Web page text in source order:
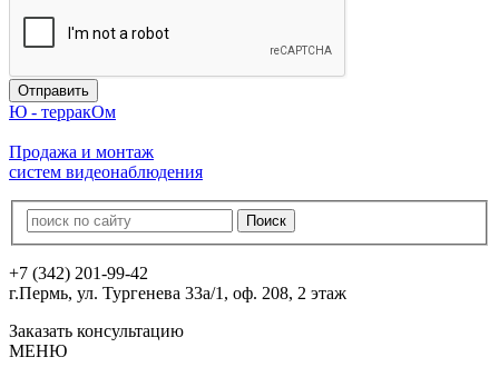
Ю - терракОм
Продажа и монтаж
систем видеонаблюдения
+7 (342) 201-99-42
г.Пермь, ул. Тургенева 33а/1, оф. 208, 2 этаж
Заказать консультацию
МЕНЮ